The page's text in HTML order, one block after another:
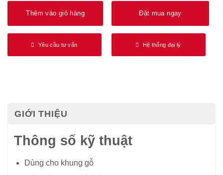
Thêm vào giỏ hàng Đặt mua ngay
Yêu cầu tư vấn Hệ thống đại lý
GIỚI THIỆU
Thông số kỹ thuật
Dùng cho khung gỗ